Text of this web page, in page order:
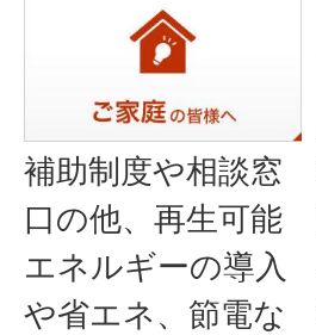
補助制度や相談窓
口の他、再生可能
エネルギーの導入
や省エネ、節電な